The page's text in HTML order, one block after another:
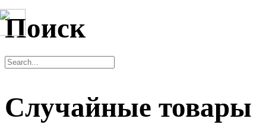
Поиск
Случайные товары